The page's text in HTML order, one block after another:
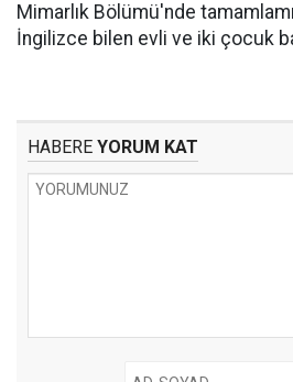
Mimarlık Bölümü'nde
İngilizce bilen evli ve iki çocuk
HABERE YORUM KAT